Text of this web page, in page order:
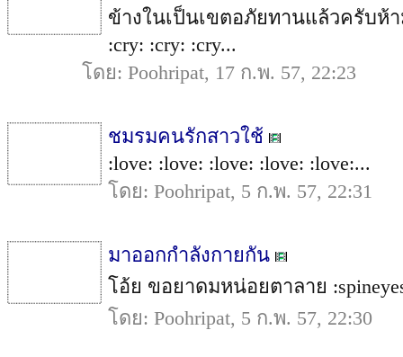
ข้างในเป็นเขตอภัยทานแล้วครับห้
:cry: :cry: :cry...
โดย: Poohripat, 17 ก.พ. 57, 22:23
ชมรมคนรักสาวใช้
:love: :love: :love: :love: :love:...
โดย: Poohripat, 5 ก.พ. 57, 22:31
มาออกกำลังกายกัน
โอ้ย ขอยาดมหน่อยตาลาย
โดย: Poohripat, 5 ก.พ. 57, 22:30